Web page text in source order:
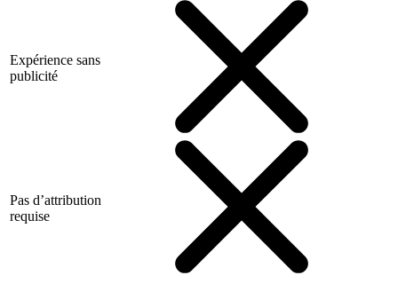
Expérience sans
publicité
Pas d’attribution
requise